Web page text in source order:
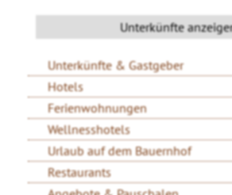
Unterkünfte & Gastgeber
Hotels
Ferienwohnungen
Wellnesshotels
Urlaub auf dem Bauernhof
Restaurants